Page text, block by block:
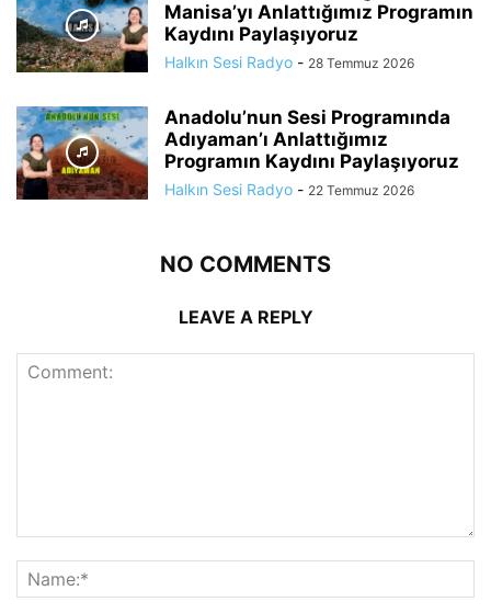
Manisa’yı Anlattığımız Programın
Kaydını Paylaşıyoruz
Halkın Sesi Radyo - 28 Temmuz 2026
Anadolu’nun Sesi Programında
Adıyaman’ı Anlattığımız
Programın Kaydını Paylaşıyoruz
Halkın Sesi Radyo - 22 Temmuz 2026
NO COMMENTS
LEAVE A REPLY